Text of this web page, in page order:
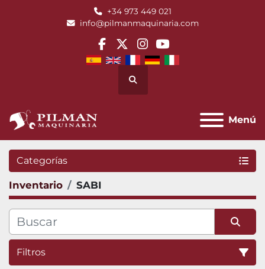
+34 973 449 021
info@pilmanmaquinaria.com
facebook
twitterinstagram
youtube
Buscar
Menú
Categorías
Inventario SABI
Filtros